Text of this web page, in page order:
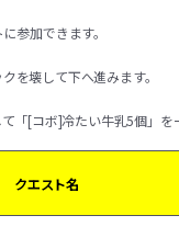
参加できます。
を壊して下へ進みます。
「[コボ]冷たい牛乳5個」
クエスト名